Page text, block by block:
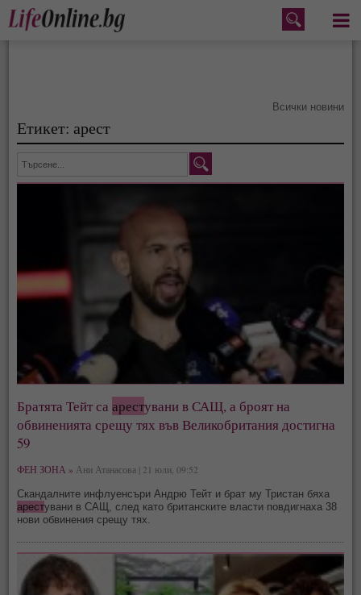
Меню
Всички новини
Етикет: арест
Братята Тейт саарестувани в САЩ, а броят на
обвиненията срещу тях във Великобритания достигна
59
ФЕН ЗОНА » Ани Атанасова | 21 юли, 09:52
Скандалните инфлуенсъри Андрю Тейт и брат му Тристан бяха
арестувани в САЩ, след като британските власти повдигнаха 38
нови обвинения срещу тях.